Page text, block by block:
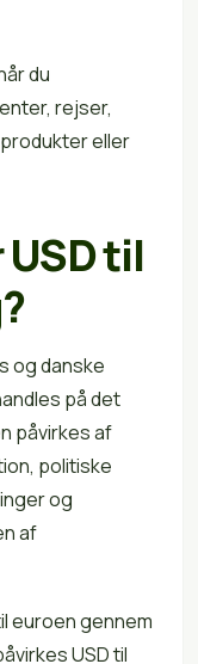
du
rejser,
eller
til
og danske
på det
påvirkes af
politiske
og
af
euroen gennem
USD til